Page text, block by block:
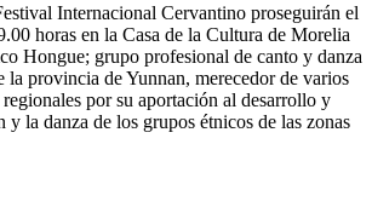
Internacional Cervantino proseguirán el
horas en la Casa de la Cultura de Morelia
Hongue; grupo profesional de canto y danza
la provincia de Yunnan, merecedor de varios
por su aportación al desarrollo y
la danza de los grupos étnicos de las zonas